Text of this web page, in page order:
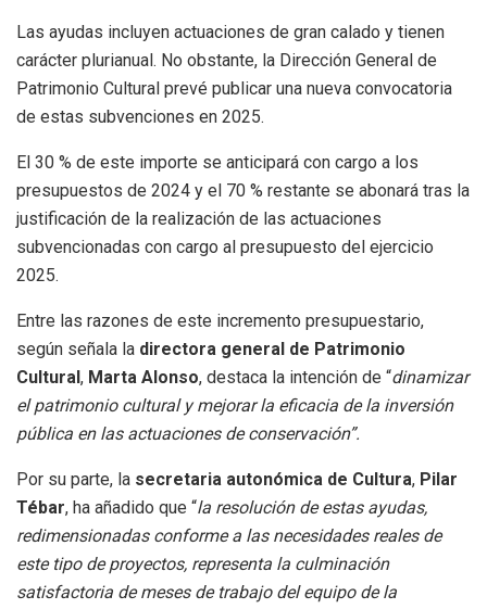
Las ayudas incluyen actuaciones de gran calado y tienen
carácter plurianual. No obstante, la Dirección General de
Patrimonio Cultural prevé publicar una nueva convocatoria
de estas subvenciones en 2025.
El 30 % de este importe se anticipará con cargo a los
presupuestos de 2024 y el 70 % restante se abonará tras la
justificación de la realización de las actuaciones
subvencionadas con cargo al presupuesto del ejercicio
2025.
Entre las razones de este incremento presupuestario,
según señala la directora general de Patrimonio
Cultural , Marta Alonso, destaca la intención de “dinamizar
el patrimonio cultural y mejorar la eficacia de la inversión
pública en las actuaciones de conservación”.
Por su parte, la secretaria autonómica de Cultura, Pilar
Tébar, ha añadido que “la resolución de estas ayudas,
redimensionadas conforme a las necesidades reales de
este tipo de proyectos, representa la culminación
satisfactoria de meses de trabajo del equipo de la